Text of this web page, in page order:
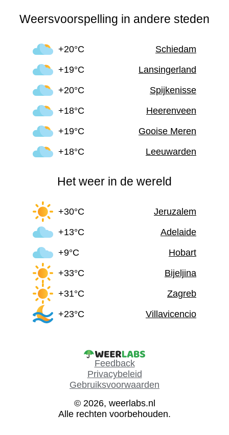
Weersvoorspelling in andere steden
+20°C
Schiedam
+19°C
Lansingerland
+20°C
Spijkenisse
+18°C
Heerenveen
+19°C
Gooise Meren
+18°C
Leeuwarden
Het weer in de wereld
+30°C
Jeruzalem
+13°C
Adelaide
+9°C
Hobart
+33°C
Bijeljina
+31°C
Zagreb
+23°C
Villavicencio
Feedback
Privacybeleid
Gebruiksvoorwaarden
© 2026, weerlabs.nl
Alle rechten voorbehouden.